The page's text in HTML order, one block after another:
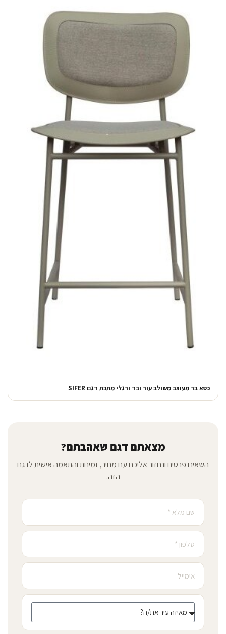
כסא בר מעוצב משולב עור ובד ורגלי מתכת דגם SIFER
מצאתם דגם שאהבתם?
השאירו פרטים ונחזור אליכם עם מחיר, זמינות והתאמה אישית לדגם
הזה.